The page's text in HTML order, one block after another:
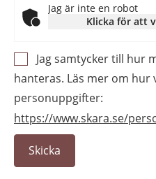
Jag är inte en robot
Klicka för att
Jag samtycker till hur
hanteras. Läs mer om hur
personuppgifter:
https://www.skara.se/